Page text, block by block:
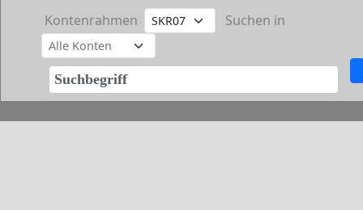
Kontenrahmen Suchen in